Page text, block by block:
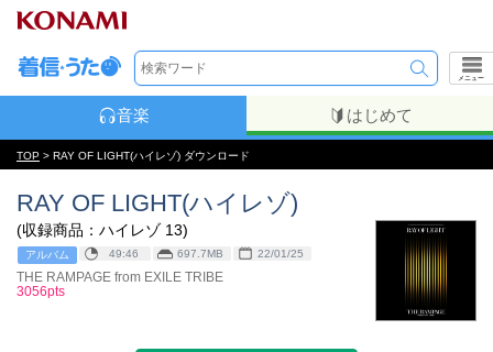
メニュー
音楽 はじめて
TOP > RAY OF LIGHT(ハイレゾ) ダウンロード
RAY OF LIGHT(ハイレゾ)
(収録商品：ハイレゾ 13)
アルバム 49:46 697.7MB 22/01/25
THE RAMPAGE from EXILE TRIBE
3056pts